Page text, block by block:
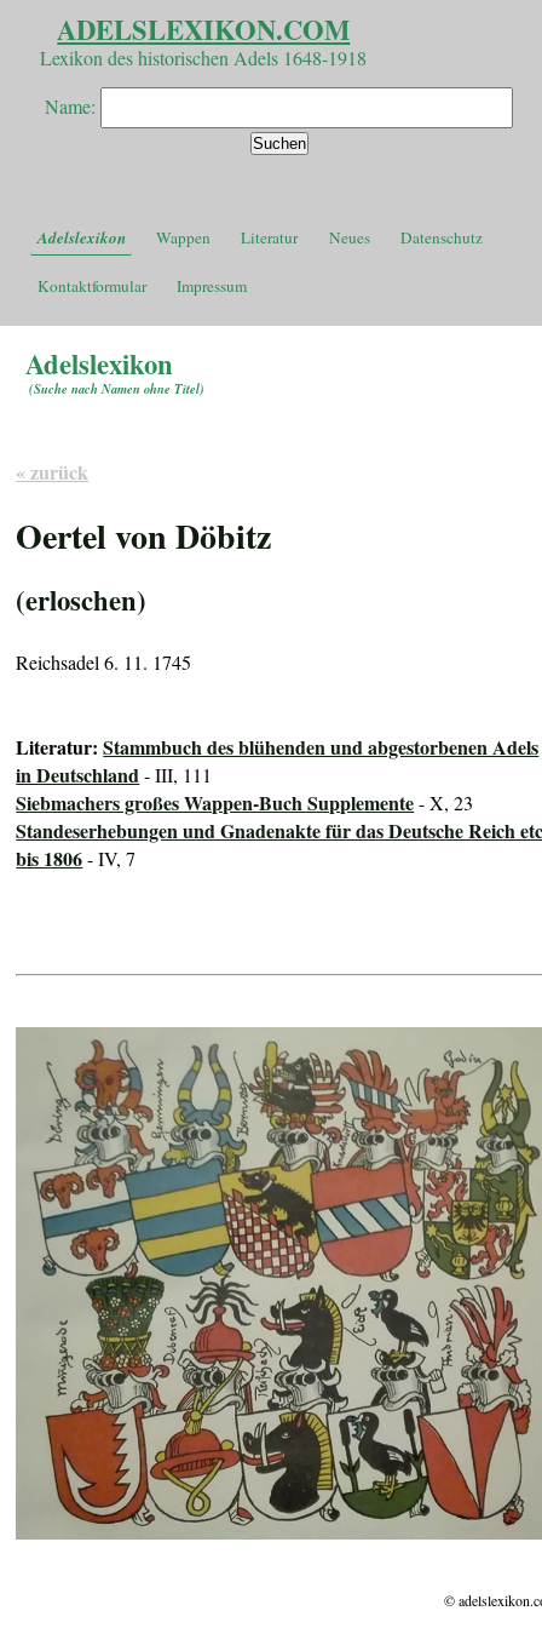
ADELSLEXIKON.COM
Lexikon des historischen Adels 1648-1918
Name:
Adelslexikon Wappen Literatur Neues Datenschutz
Kontaktformular Impressum
Adelslexikon
(Suche nach Namen ohne Titel)
« zurück
Oertel von Döbitz
(erloschen)
Reichsadel 6. 11. 1745
Literatur:Stammbuch des blühenden und abgestorbenen Adels
in Deutschland- III, 111
Siebmachers großes Wappen-Buch Supplemente- X, 23
Standeserhebungen und Gnadenakte für das Deutsche Reich
bis 1806- IV, 7
©